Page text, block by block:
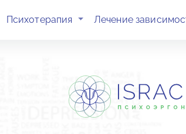
Психотерапия (current)Лечение